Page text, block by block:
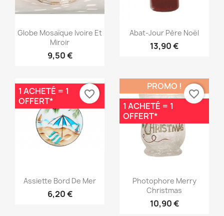
 Aperçu rapide
Globe Mosaïque Ivoire Et
Miroir
9,50 €
Aperçu rapide
Abat-Jour Père Noël
13,90 €
Aperçu rapide
Assiette Bord De Mer
6,20 €
1 ACHETÉ = 1
OFFERT*
favorite_border
Aperçu rapide
Photophore Merry
Christmas
10,90 €
PROMO !
1 ACHETÉ = 1
OFFERT*
favorite_border